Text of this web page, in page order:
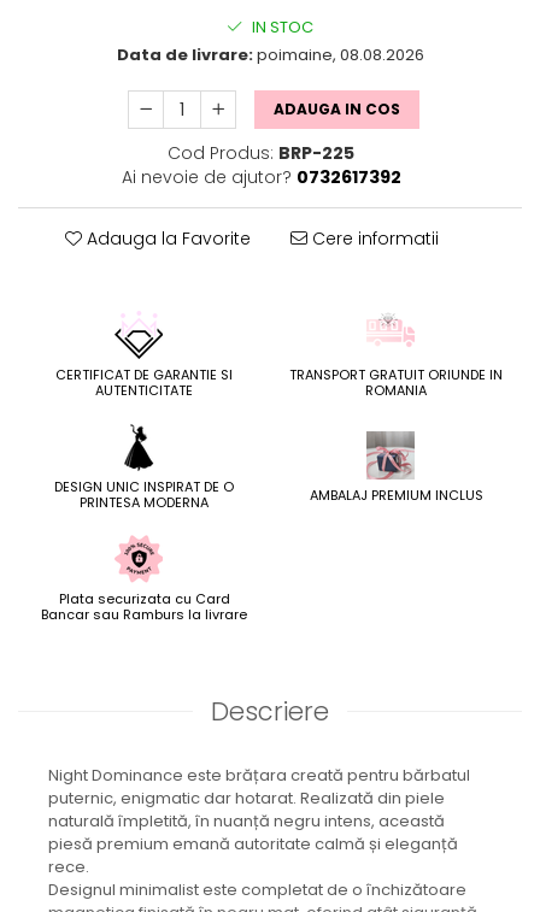
IN STOC
Data de livrare:poimaine, 08.08.2026
ADAUGA IN COS
Cod Produs: BRP-225
Ai nevoie de ajutor? 0732617392
Adauga la Favorite Cere informatii
CERTIFICAT DE GARANTIE SI
AUTENTICITATE
TRANSPORT GRATUIT ORIUNDE IN
ROMANIA
DESIGN UNIC INSPIRAT DE O
PRINTESA MODERNA
AMBALAJ PREMIUM INCLUS
Plata securizata cu Card
Bancar sau Ramburs la livrare
Descriere
Night Dominance este brățara creată pentru bărbatul
puternic, enigmatic dar hotarat. Realizată din piele
naturală împletită, în nuanță negru intens, această
piesă premium emană autoritate calmă și eleganță
rece.
Designul minimalist este completat de o închizătoare